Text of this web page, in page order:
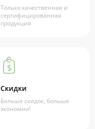
Только качественная и
сертифицированная
продукция
Скидки
Больше скидок, больше
экономии!